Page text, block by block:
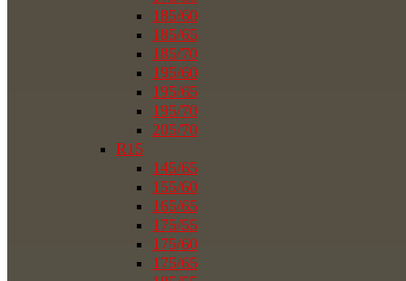
185/60
185/65
185/70
195/60
195/65
195/70
205/70
R15
145/65
155/60
165/65
175/55
175/60
175/65